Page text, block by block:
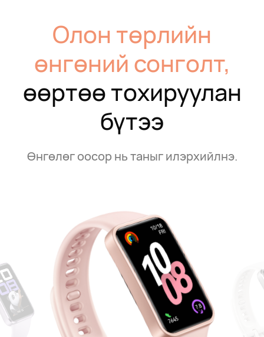
Олон төрлийн
өнгөний сонголт,
өөртөө тохируулан
бүтээ
Өнгөлөг оосор нь таныг илэрхийлнэ.